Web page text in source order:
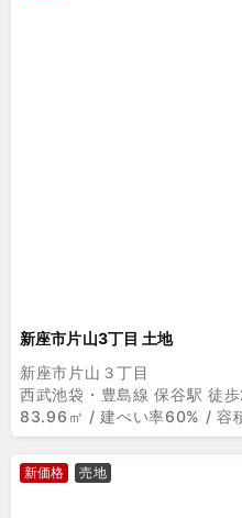
新座市片山3丁目 土地
新座市片山３丁目
西武池袋・豊島線 保谷駅 徒
83.96㎡ / 建ぺい率60% / 容
新価格 売地